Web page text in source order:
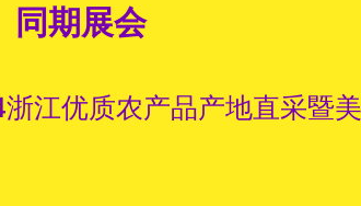
同期展会
江优质农产品产地直采暨